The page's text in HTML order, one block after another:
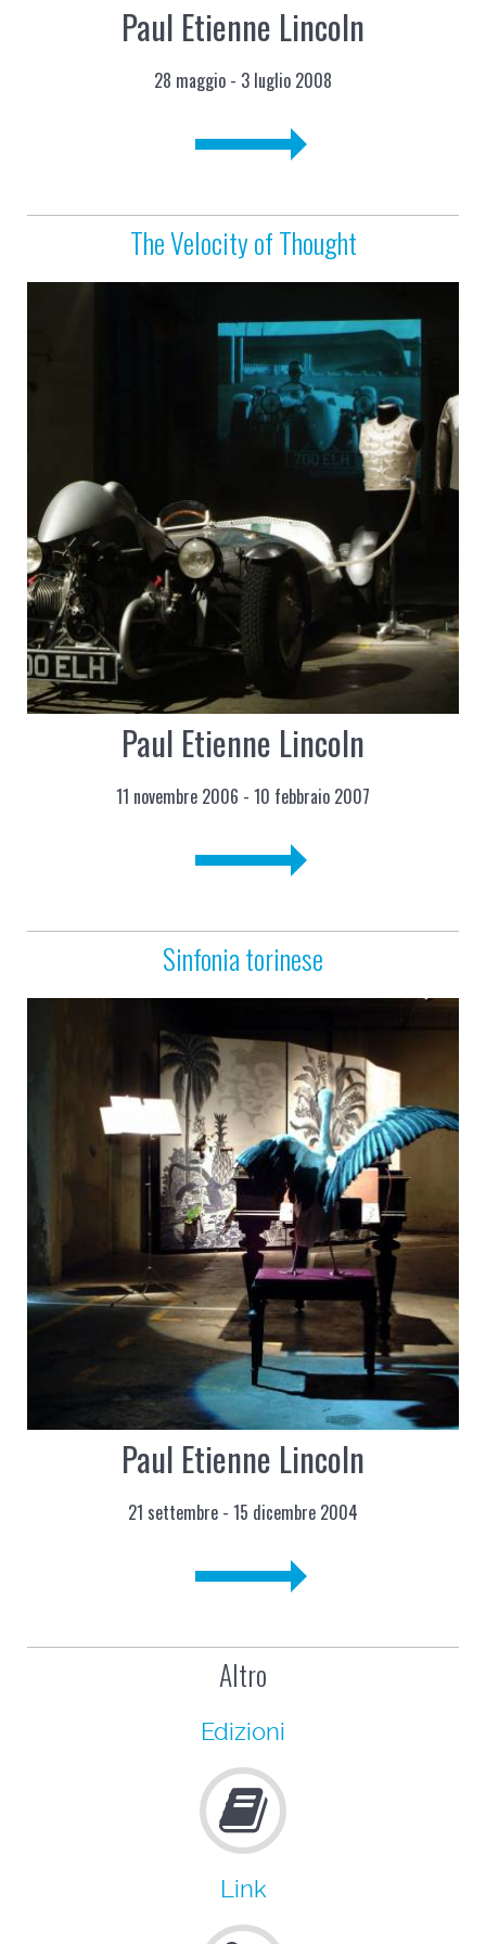
Paul Etienne Lincoln
28 maggio - 3 luglio 2008
The Velocity of Thought
Paul Etienne Lincoln
11 novembre 2006 - 10 febbraio 2007
Sinfonia torinese
Paul Etienne Lincoln
21 settembre - 15 dicembre 2004
Altro
Edizioni
Link